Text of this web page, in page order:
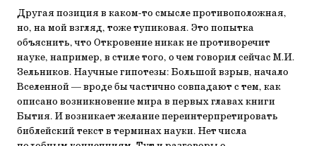
Другая позиция в каком-то смысле противоположная,
но, на мой взгляд, тоже тупиковая. Это попытка
объяснить, что Откровение никак не противоречит
науке, например, в стиле того, о чем говорил сейчас М.И.
Зельников. Научные гипотезы: Большой взрыв, начало
Вселенной — вроде бы частично совпадают с тем, как
описано возникновение мира в первых главах книги
Бытия. И возникает желание переинтерпретировать
библейский текст в терминах науки. Нет числа